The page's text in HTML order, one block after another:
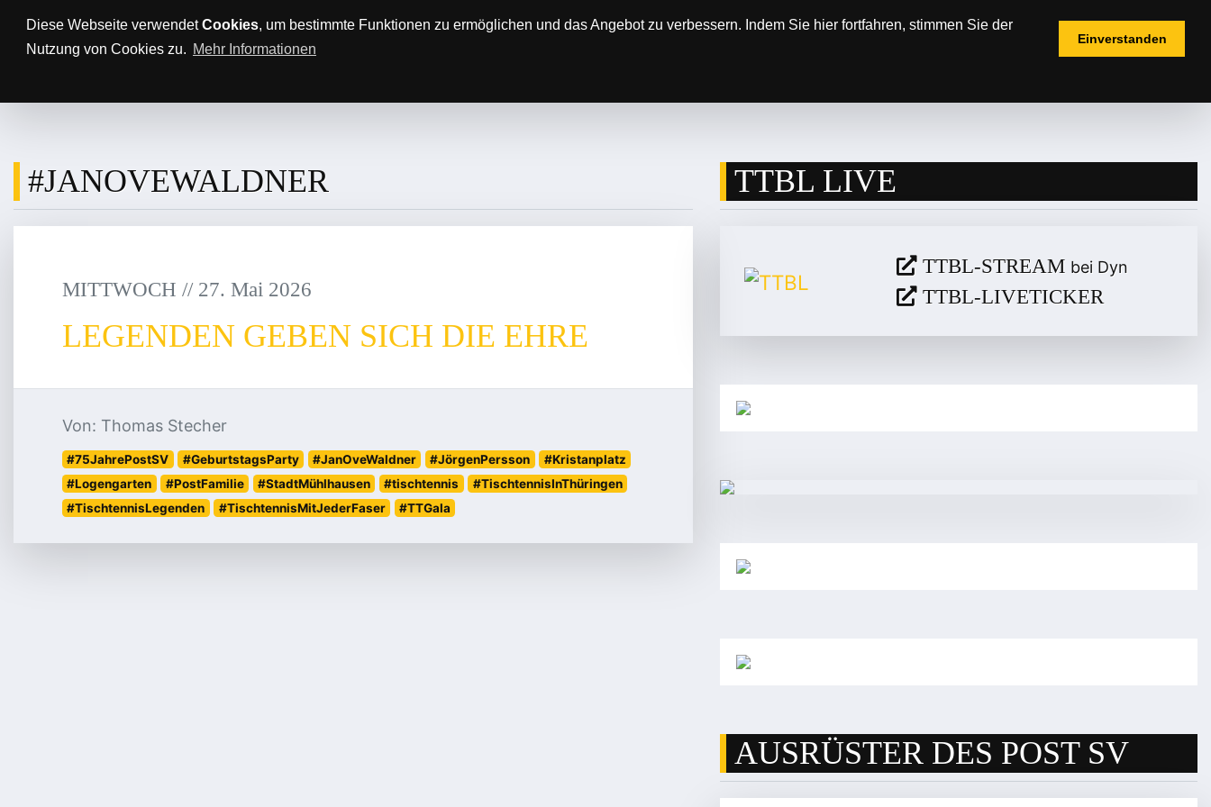
Diese Webseite verwendetCookies, um bestimmte Funktionen zu ermöglichen und das Angebot zu verbessern. Indem Sie hier fortfahren, stimmen Sie der
Nutzung von Cookies zu. Mehr Informationen
Einverstanden
Anfahrt/Parkplätze Impressum Datenschutz
#JANOVEWALDNER
MITTWOCH // 27. Mai 2026
LEGENDEN GEBEN SICH DIE EHRE
Von: Thomas Stecher
#75JahrePostSV #GeburtstagsParty #JanOveWaldner #JörgenPersson
#Kristanplatz
#Logengarten
#PostFamilie #StadtMühlhausen #tischtennis
#TischtennisInThüringen
#TischtennisLegenden
#TischtennisMitJederFaser #TTGala
TTBL LIVE
TTBL-STREAM bei Dyn
TTBL-LIVETICKER
AUSRÜSTER DES POST SV